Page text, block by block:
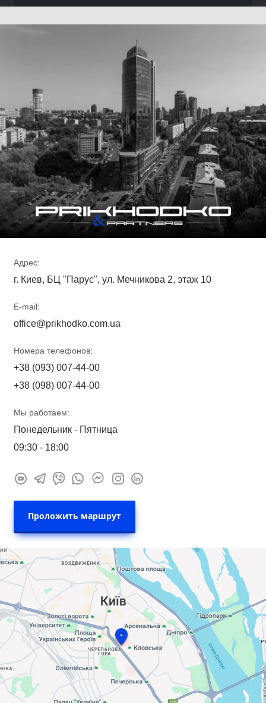
Адрес:
г. Киев, БЦ "Парус", ул. Мечникова 2, этаж 10
E-mail:
office@prikhodko.com.ua
Номера телефонов:
+38 (093) 007-44-00
+38 (098) 007-44-00
Мы работаем:
Понедельник - Пятница
09:30 - 18:00
Проложить маршрут